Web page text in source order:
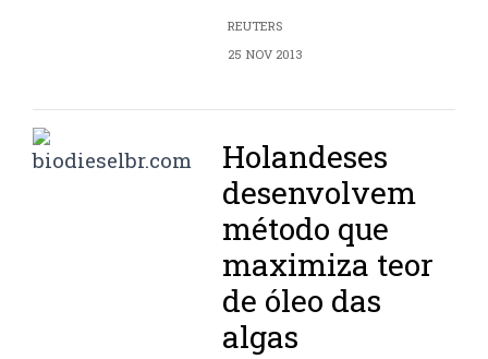
REUTERS
25 NOV 2013
Holandeses
desenvolvem
método que
maximiza teor
de óleo das
algas